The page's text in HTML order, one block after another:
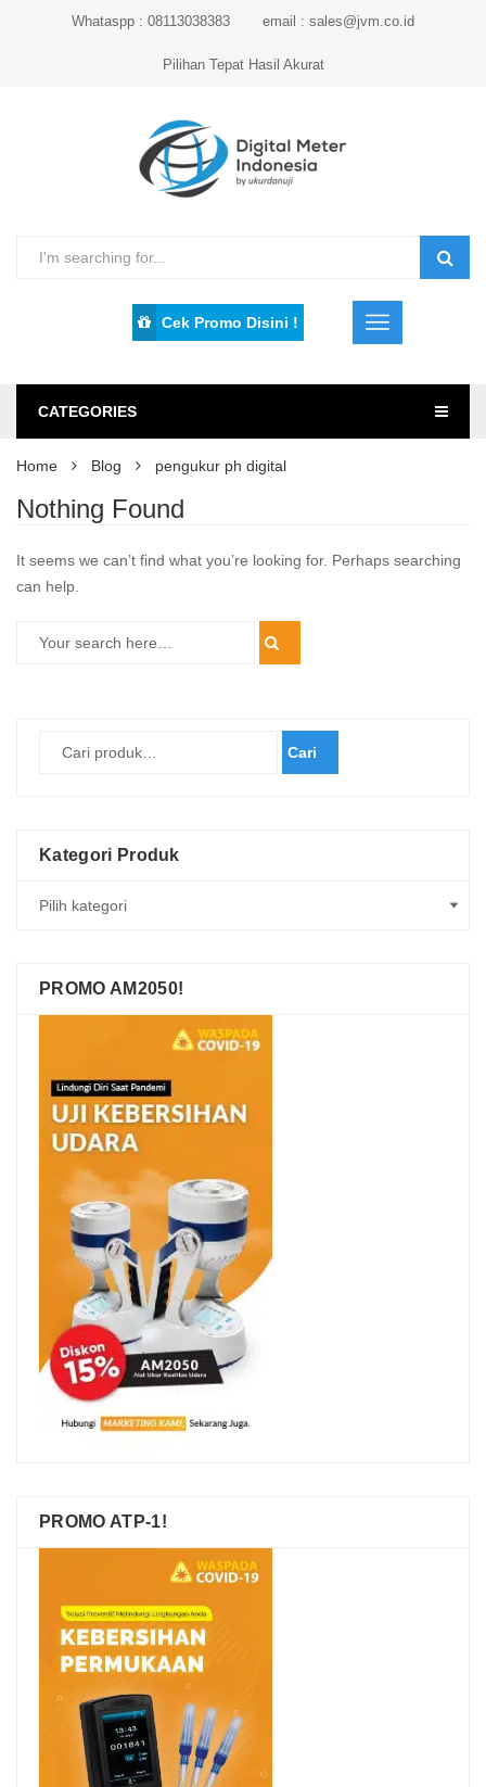
Whataspp : 08113038383 email : sales@jvm.co.id
Pilihan Tepat Hasil Akurat
Cek Promo Disini !
CATEGORIES
Home Blog pengukur ph digital
Nothing Found
It seems we can’t find what you’re looking for. Perhaps searching
can help.
Cari
Kategori Produk
PROMO AM2050!
PROMO ATP-1!